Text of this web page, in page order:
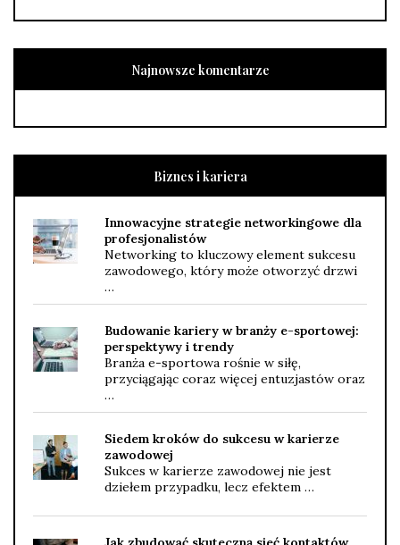
Najnowsze komentarze
Biznes i kariera
Innowacyjne strategie networkingowe dla
profesjonalistów
Networking to kluczowy element sukcesu
zawodowego, który może otworzyć drzwi
…
Budowanie kariery w branży e-sportowej:
perspektywy i trendy
Branża e-sportowa rośnie w siłę,
przyciągając coraz więcej entuzjastów oraz
…
Siedem kroków do sukcesu w karierze
zawodowej
Sukces w karierze zawodowej nie jest
dziełem przypadku, lecz efektem …